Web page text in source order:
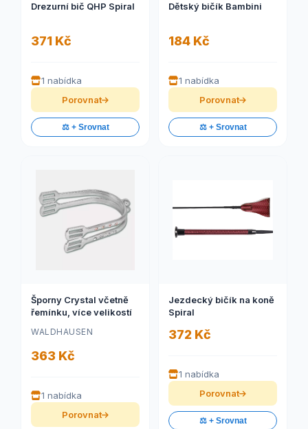
Drezurní bič QHP Spiral
371 Kč
1 nabídka
Porovnat
⚖️ + Srovnat
Dětský bičík Bambini
184 Kč
1 nabídka
Porovnat
⚖️ + Srovnat
Šporny Crystal včetně
řemínku, více velikostí
WALDHAUSEN
363 Kč
1 nabídka
Porovnat
Jezdecký bičík na koně
Spiral
372 Kč
1 nabídka
Porovnat
⚖️ + Srovnat